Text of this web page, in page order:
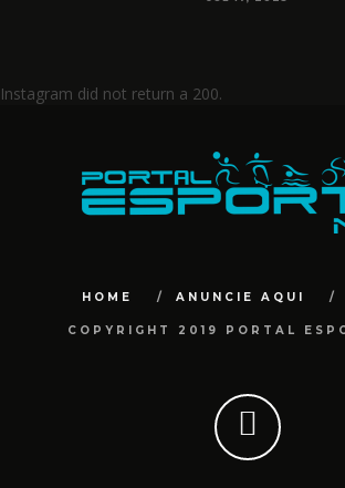
Instagram did not return a 200.
HOME ANUNCIE AQUI
COPYRIGHT 2019 PORTAL